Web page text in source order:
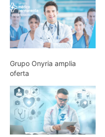
Grupo Onyria amplia
oferta